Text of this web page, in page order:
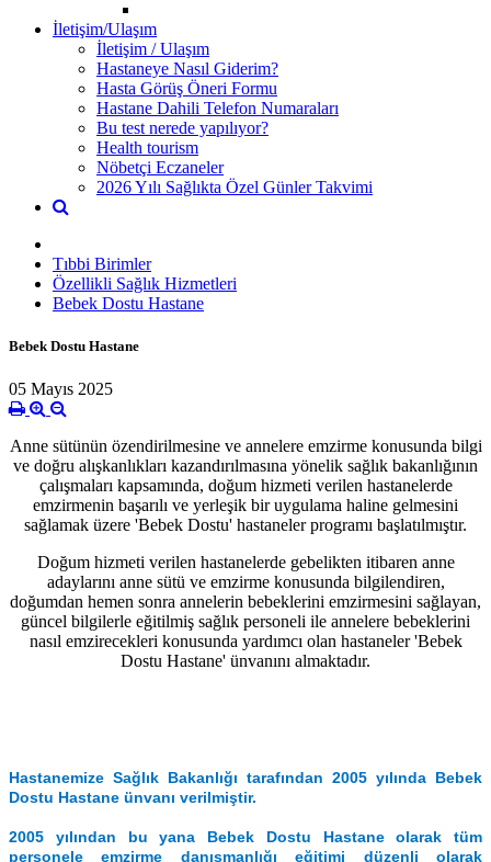
İletişim/Ulaşım
İletişim / Ulaşım
Hastaneye Nasıl Giderim?
Hasta Görüş Öneri Formu
Hastane Dahili Telefon Numaraları
Bu test nerede yapılıyor?
Health tourism
Nöbetçi Eczaneler
2026 Yılı Sağlıkta Özel Günler Takvimi
Tıbbi Birimler
Özellikli Sağlık Hizmetleri
Bebek Dostu Hastane
Bebek Dostu Hastane
05 Mayıs 2025
Anne sütünün özendirilmesine ve annelere emzirme konusunda bilgi
ve doğru alışkanlıkları kazandırılmasına yönelik sağlık bakanlığının
çalışmaları kapsamında, doğum hizmeti verilen hastanelerde
emzirmenin başarılı ve yerleşik bir uygulama haline gelmesini
sağlamak üzere 'Bebek Dostu' hastaneler programı başlatılmıştır.
Doğum hizmeti verilen hastanelerde gebelikten itibaren anne
adaylarını anne sütü ve emzirme konusunda bilgilendiren,
doğumdan hemen sonra annelerin bebeklerini emzirmesini sağlayan,
güncel bilgilerle eğitilmiş sağlık personeli ile annelere bebeklerini
nasıl emzirecekleri konusunda yardımcı olan hastaneler 'Bebek
Dostu Hastane' ünvanını almaktadır.
Hastanemize Sağlık Bakanlığı tarafından 2005 yılında Bebek
Dostu Hastane ünvanı verilmiştir.
2005 yılından bu yana Bebek Dostu Hastane olarak tüm
personele emzirme danışmanlığı eğitimi düzenli olarak